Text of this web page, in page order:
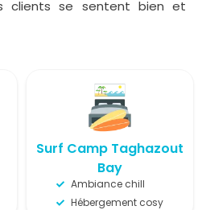
clients se sentent bien et
Surf Camp Taghazout
Bay
Ambiance chill
Hébergement cosy